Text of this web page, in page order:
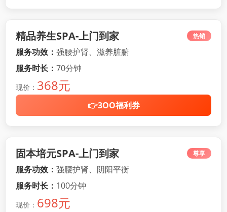
精品养生SPA-上门到家 热销
服务功效： 强腰护肾、滋养脏腑
服务时长： 70分钟
现价： 368元
👉3OO福利券
固本培元SPA-上门到家 尊享
服务功效： 强腰护肾、阴阳平衡
服务时长： 100分钟
现价： 698元